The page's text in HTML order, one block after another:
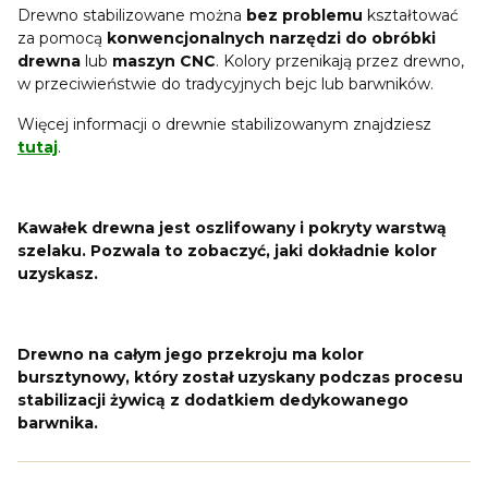
Drewno stabilizowane można bez problemu kształtować
za pomocą konwencjonalnych narzędzi do obróbki
drewna lub maszyn CNC. Kolory przenikają przez drewno,
w przeciwieństwie do tradycyjnych bejc lub barwników.
Więcej informacji o drewnie stabilizowanym znajdziesz
tutaj.
Kawałek drewna jest oszlifowany i pokryty warstwą
szelaku. Pozwala to zobaczyć, jaki dokładnie kolor
uzyskasz.
Drewno na całym jego przekroju ma kolor
bursztynowy, który został uzyskany podczas procesu
stabilizacji żywicą z dodatkiem dedykowanego
barwnika.